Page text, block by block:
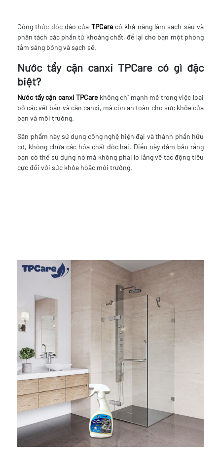
Công thức độc đáo của TPCarecó khả năng làm sạch sâu và
phân tách các phần tử khoáng chất, để lại cho bạn một phòng
tắm sáng bóng và sạch sẽ.
Nước tẩy cặn canxi TPCare có gì đặc
biệt?
Nước tẩy cặn canxi TPCarekhông chỉ mạnh mẽ trong việc loại
bỏ các vết bẩn và cặn canxi, mà còn an toàn cho sức khỏe của
bạn và môi trường.
Sản phẩm này sử dụng công nghệ hiện đại và thành phần hữu
cơ, không chứa các hóa chất độc hại. Điều này đảm bảo rằng
bạn có thể sử dụng nó mà không phải lo lắng về tác động tiêu
cực đối với sức khỏe hoặc môi trường.